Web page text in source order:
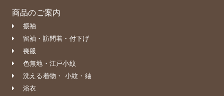
商品のご案内
振袖
留袖・訪問着・付下げ
喪服
色無地・江戸小紋
洗える着物・ 小紋・紬
浴衣